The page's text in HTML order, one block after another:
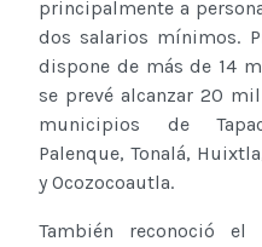
principalmente a
dos salarios mínimos.
dispone de más de 14
se prevé alcanzar 20
municipios de
Palenque, Tonalá,
y Ocozocoautla.
También reconoció el